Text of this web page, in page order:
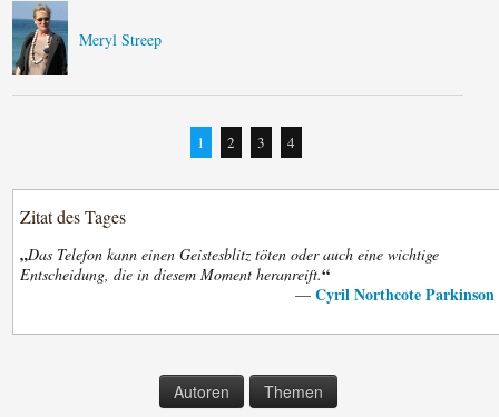
Meryl Streep
1 2 3 4
Zitat des Tages
„Das Telefon kann einen Geistesblitz töten oder auch eine wichtige
Entscheidung, die in diesem Moment heranreift.“
— Cyril Northcote Parkinson
Autoren Themen